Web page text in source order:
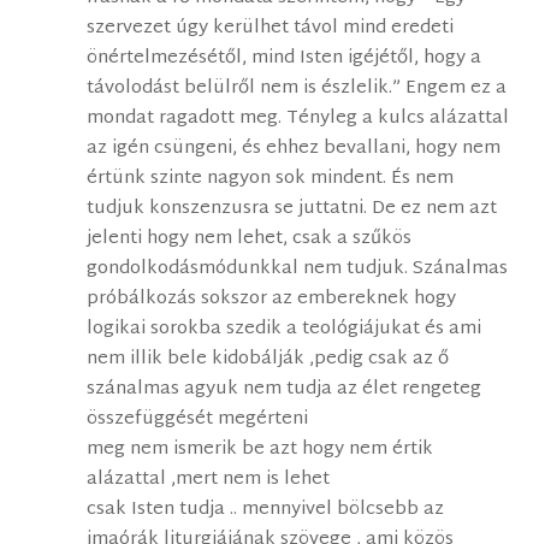
szervezet úgy kerülhet távol mind eredeti
önértelmezésétől, mind Isten igéjétől, hogy a
távolodást belülről nem is észlelik.” Engem ez a
mondat ragadott meg. Tényleg a kulcs alázattal
az igén csüngeni, és ehhez bevallani, hogy nem
értünk szinte nagyon sok mindent. És nem
tudjuk konszenzusra se juttatni. De ez nem azt
jelenti hogy nem lehet, csak a szűkös
gondolkodásmódunkkal nem tudjuk. Szánalmas
próbálkozás sokszor az embereknek hogy
logikai sorokba szedik a teológiájukat és ami
nem illik bele kidobálják ,pedig csak az ő
szánalmas agyuk nem tudja az élet rengeteg
összefüggését megérteni
meg nem ismerik be azt hogy nem értik
alázattal ,mert nem is lehet
csak Isten tudja .. mennyivel bölcsebb az